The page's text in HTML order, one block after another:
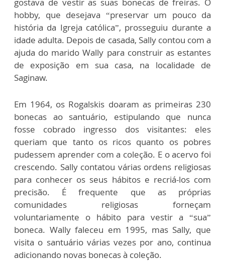
hobby, que desejava “preservar um pouco da
história da Igreja católica”, prosseguiu durante a
idade adulta. Depois de casada, Sally contou com a
ajuda do marido Wally para construir as estantes
de exposição em sua casa, na localidade de
Saginaw.
Em 1964, os Rogalskis doaram as primeiras 230
bonecas ao santuário, estipulando que nunca
fosse cobrado ingresso dos visitantes: eles
queriam que tanto os ricos quanto os pobres
pudessem aprender com a coleção. E o acervo foi
crescendo. Sally contatou várias ordens religiosas
para conhecer os seus hábitos e recriá-los com
precisão. É frequente que as próprias
comunidades religiosas forneçam
voluntariamente o hábito para vestir a “sua”
boneca. Wally faleceu em 1995, mas Sally, que
visita o santuário várias vezes por ano, continua
adicionando novas bonecas à coleção.